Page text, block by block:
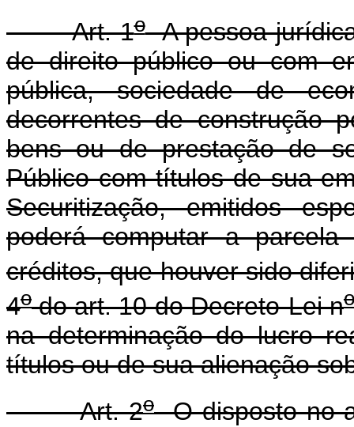
Art. 1oA pessoa
de direito público ou com
pública, sociedade de
decorrentes de construção
bens ou de prestação de
Público com títulos de sua
Securitização, emitidos
poderá computar a
créditos, que houver sido
4odo art. 10 do Decreto-Lei no
na determinação do lucro
títulos ou de sua alienação
Art. 2oO disposto no